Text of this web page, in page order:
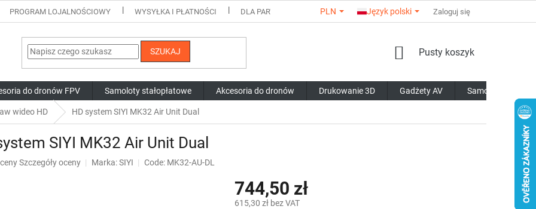
PROGRAM LOJALNOŚCIOWY WYSYŁKA I PŁATNOŚCI DLA PARTNERÓW O NAS KONTAKTY OPINIE O SKLEPIE
PLN Język polski Zaloguj się
SZUKAJ KOSZYK
Pusty koszyk
do dronów FPV Samoloty stałopłatowe Akcesoria do dronów Drukowanie 3D Gadżety AV Samochody RC
wideo HD HD system SIYI MK32 Air Unit Dual
SIYI MK32 Air Unit Dual
Szczegóły oceny Marka:SIYI Code: MK32-AU-DL
744,50 zł
615,30 zł bez VAT